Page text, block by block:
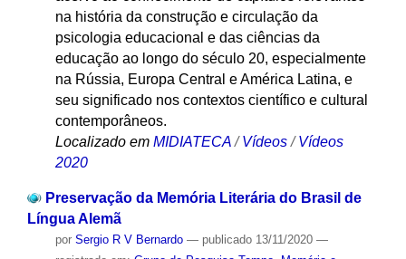
na história da construção e circulação da
psicologia educacional e das ciências da
educação ao longo do século 20, especialmente
na Rússia, Europa Central e América Latina, e
seu significado nos contextos científico e cultural
contemporâneos.
Localizado em MIDIATECA /Vídeos /Vídeos
2020
Preservação da Memória Literária do Brasil de
Língua Alemã
por Sergio R V Bernardo — publicado13/11/2020 —